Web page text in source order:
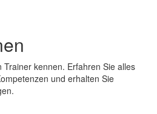
kennen. Erfahren Sie alles
und erhalten Sie